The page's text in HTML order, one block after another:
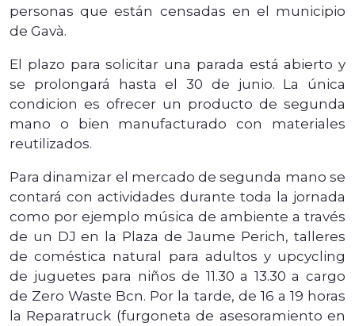
personas que están censadas en el municipio
de Gavà.
El plazo para solicitar una parada está abierto y
se prolongará hasta el 30 de junio. La única
condicion es ofrecer un producto de segunda
mano o bien manufacturado con materiales
reutilizados.
Para dinamizar el mercado de segunda mano se
contará con actividades durante toda la jornada
como por ejemplo música de ambiente a través
de un DJ en la Plaza de Jaume Perich, talleres
de coméstica natural para adultos y upcycling
de juguetes para niños de 11.30 a 13.30 a cargo
de Zero Waste Bcn. Por la tarde, de 16 a 19 horas
la Reparatruck (furgoneta de asesoramiento en